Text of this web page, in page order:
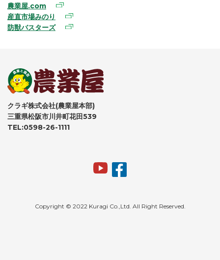
農業屋.com
産直市場みのり
防獣バスターズ
クラギ株式会社(農業屋本部)
三重県松阪市川井町花田539
TEL:0598-26-1111
Copyright © 2022 Kuragi Co.,Ltd. All Right Reserved.